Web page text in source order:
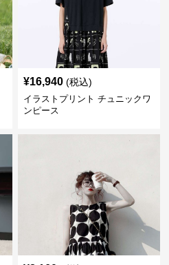
¥16,940 (税込)
イラストプリント チュニックワ
ンピース